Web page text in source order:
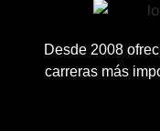
Desde 2008
carreras más